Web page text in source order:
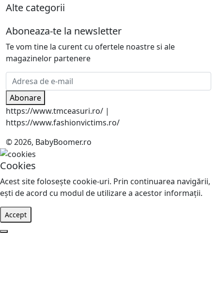
Alte categorii
Aboneaza-te la newsletter
Te vom tine la curent cu ofertele noastre si ale
magazinelor partenere
Abonare
https://www.tmceasuri.ro/ |
https://www.fashionvictims.ro/
© 2026, BabyBoomer.ro
Cookies
Acest site foloseşte cookie-uri. Prin continuarea navigării,
eşti de acord cu modul de utilizare a acestor informaţii.
Accept